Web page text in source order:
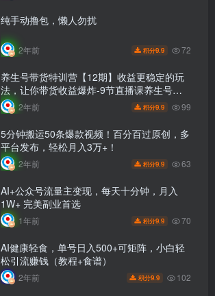
纯手动撸包，懒人勿扰
2年前 积分9.9 72
养生号带货特训营【12期】收益更稳定的玩
法，让你带货收益爆炸-9节直播课养生号带
货特训营【12期】稳定收益玩法揭秘！9节直
播课带你爆炸带货收益
2年前 积分9.9 99
5分钟搬运50条爆款视频！百分百过原创，多
平台发布，轻松月入3万+！
2年前 积分9.9 63
AI+公众号流量主变现，每天十分钟，月入
1W+ 完美副业首选
1年前 积分9.9 70
AI健康轻食，单号日入500+可矩阵，小白轻
松引流赚钱（教程+食谱）
2年前 积分9.9 102